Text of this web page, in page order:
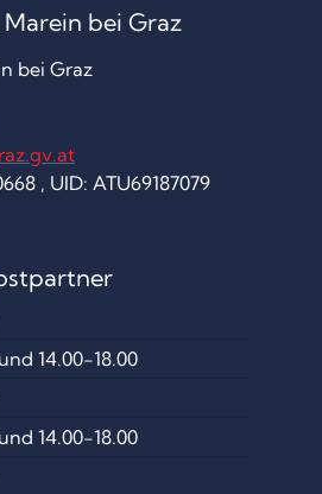
bei Graz
bei Graz
, UID: ATU69187079
14.00-18.00
14.00-18.00